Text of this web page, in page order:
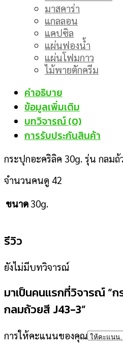
มาสคาร่า
แกลลอน
แคปซิล
แผ่นฟองน้ำ
แผ่นโฟมกาว
ไม้พายตักครีม
คำอธิบาย
ข้อมูลเพิ่มเติม
บทวิจารณ์ (0)
การรับประกันสินค้า
กระปุกอะคริลิค 30g. รุ่น กลมถ้
จำนวนคนดู 42
ขนาด 30g.
รีวิว
ยังไม่มีบทวิจารณ์
มาเป็นคนแรกที่วิจารณ์ “ก
กลมถ้วยสี J43-3”
การให้คะแนนของคุณ